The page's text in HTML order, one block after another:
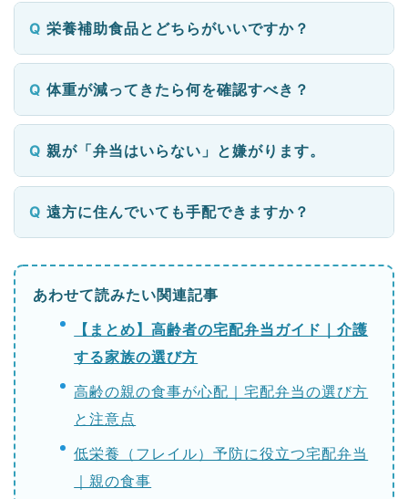
栄養補助食品とどちらがいいですか？
体重が減ってきたら何を確認すべき？
親が「弁当はいらない」と嫌がります。
遠方に住んでいても手配できますか？
あわせて読みたい関連記事
【まとめ】高齢者の宅配弁当ガイド｜介護
する家族の選び方
高齢の親の食事が心配｜宅配弁当の選び方
と注意点
低栄養（フレイル）予防に役立つ宅配弁当
｜親の食事